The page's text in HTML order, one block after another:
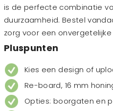
is de perfecte combinatie
duurzaamheid. Bestel
zorg voor een
Pluspunten
Kies een design of
Re-board, 16 mm
Opties: boorgaten en